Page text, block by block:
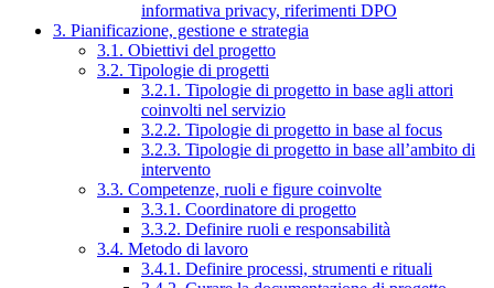
informativa privacy, riferimenti DPO
3. Pianificazione, gestione e strategia
3.1. Obiettivi del progetto
3.2. Tipologie di progetti
3.2.1. Tipologie di progetto in base agli attori
coinvolti nel servizio
3.2.2. Tipologie di progetto in base al focus
3.2.3. Tipologie di progetto in base all’ambito di
intervento
3.3. Competenze, ruoli e figure coinvolte
3.3.1. Coordinatore di progetto
3.3.2. Definire ruoli e responsabilità
3.4. Metodo di lavoro
3.4.1. Definire processi, strumenti e rituali